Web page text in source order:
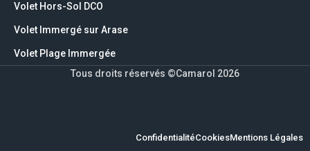
Volet Hors-Sol DCO
Volet Immergé sur Arase
Volet Plage Immergée
Tous droits réservés ©Camarol 2026
Mentions Légales
Cookies
Confidentialité